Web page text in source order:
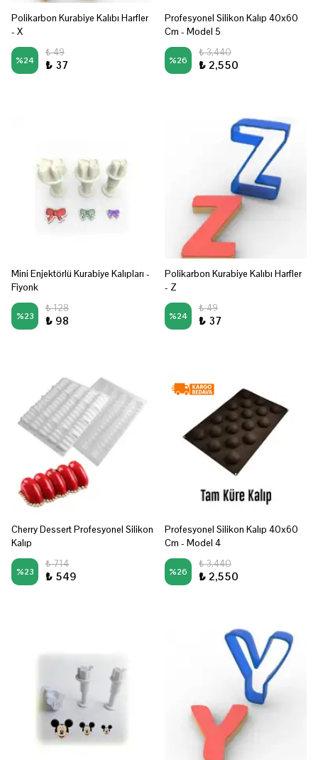
Polikarbon Kurabiye Kalıbı Harfler
- X
%24
₺ 49
₺ 37
Profesyonel Silikon Kalıp 40x60
Cm - Model 5
%26
₺ 3,440
₺ 2,550
Mini Enjektörlü Kurabiye Kalıpları -
Fiyonk
%23
₺ 128
₺ 98
Polikarbon Kurabiye Kalıbı Harfler
- Z
%24
₺ 49
₺ 37
Cherry Dessert Profesyonel Silikon
Kalıp
%23
₺ 714
₺ 549
Profesyonel Silikon Kalıp 40x60
Cm - Model 4
%26
₺ 3,440
₺ 2,550